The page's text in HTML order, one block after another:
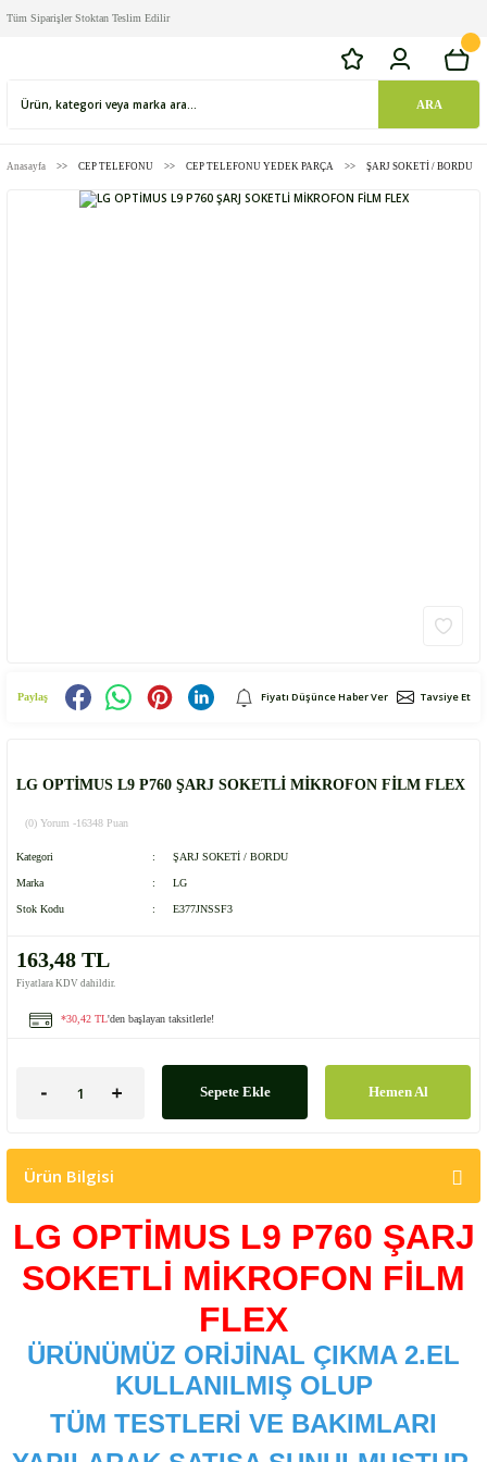
Tüm Siparişler Stoktan Teslim Edilir
ARA
Anasayfa CEP TELEFONU CEP TELEFONU YEDEK PARÇA ŞARJ SOKETİ / BORDU
Paylaş Fiyatı Düşünce Haber Ver Tavsiye Et
LG OPTİMUS L9 P760 ŞARJ SOKETLİ MİKROFON FİLM FLEX
(0) Yorum -16348 Puan
Kategori ŞARJ SOKETİ / BORDU
Marka LG
Stok Kodu E377JNSSF3
163,48 TL
Fiyatlara KDV dahildir.
*30,42 TL'den başlayan taksitlerle!
Sepete Ekle Hemen Al
Ürün Bilgisi
LG OPTİMUS L9 P760 ŞARJ
SOKETLİ MİKROFON FİLM
FLEX
ÜRÜNÜMÜZ ORİJİNAL ÇIKMA 2.EL
KULLANILMIŞ OLUP
TÜM TESTLERİ VE BAKIMLARI